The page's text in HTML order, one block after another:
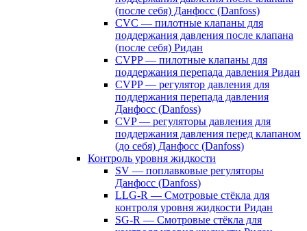
(после себя) Данфосс (Danfoss)
CVС — пилотные клапаны для
поддержания давления после клапана
(после себя) Ридан
CVPP — пилотные клапаны для
поддержания перепада давления Ридан
CVPP — регулятор давления для
поддержания перепада давления
Данфосс (Danfoss)
CVP — регуляторы давления для
поддержания давления перед клапаном
(до себя) Данфосс (Danfoss)
Контроль уровня жидкости
SV — поплавковые регуляторы
Данфосс (Danfoss)
LLG-R — Смотровые стёкла для
контроля уровня жидкости Ридан
SG-R — Смотровые стёкла для